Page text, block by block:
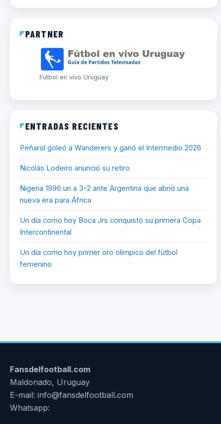
PARTNER
Futbol en vivo Uruguay
ENTRADAS RECIENTES
Peñarol goleó a Wanderers y ganó el Intermedio 2026
Nicolás Lodeiro anunció su retiro
Nigeria 1996 un a 3-2 ante Argentina que abrió una
nueva era para África
Un día como hoy Boca Jrs conquistó su primera Copa
Intercontinental
Un día como hoy primer oro olímpico del fútbol
femenino
Fansdelfootball.com
Maldonado, Uruguay
E-mail: info@fansdelfootball.com
Whatsapp: